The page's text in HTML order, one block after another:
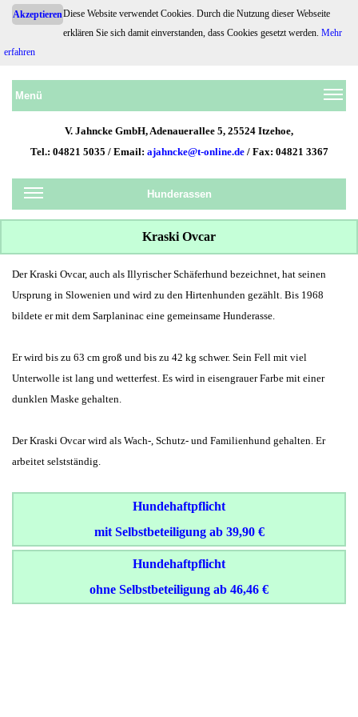
Hundehaftpflicht.de
Menü
V. Jahncke GmbH, Adenauerallee 5, 25524 Itzehoe,
Tel.: 04821 5035 / Email: ajahncke@t-online.de/ Fax: 04821 3367
Hunderassen
Kraski Ovcar
Der Kraski Ovcar, auch als Illyrischer Schäferhund bezeichnet, hat seinen
Ursprung in Slowenien und wird zu den Hirtenhunden gezählt. Bis 1968
bildete er mit dem Sarplaninac eine gemeinsame Hunderasse.
Er wird bis zu 63 cm groß und bis zu 42 kg schwer. Sein Fell mit viel
Unterwolle ist lang und wetterfest. Es wird in eisengrauer Farbe mit einer
dunklen Maske gehalten.
Der Kraski Ovcar wird als Wach-, Schutz- und Familienhund gehalten. Er
arbeitet selstständig.
Hundehaftpflicht
mit Selbstbeteiligung ab 39,90 €
Hundehaftpflicht
ohne Selbstbeteiligung ab 46,46 €
AkzeptierenDiese Website verwendet Cookies. Durch die Nutzung dieser Webseite
erklären Sie sich damit einverstanden, dass Cookies gesetzt werden. Mehr
erfahren